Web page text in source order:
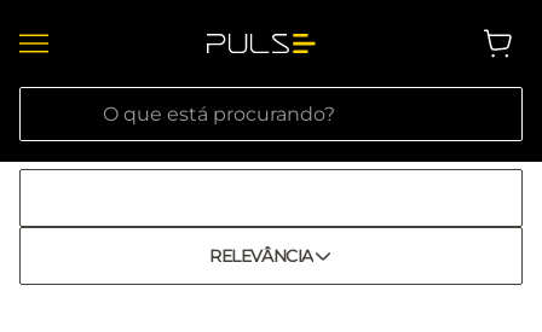
O que está procurando?
RELEVÂNCIA